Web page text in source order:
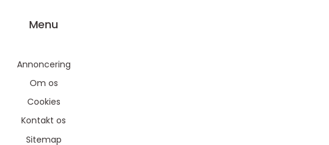
Menu
Annoncering
Om os
Cookies
Kontakt os
Sitemap